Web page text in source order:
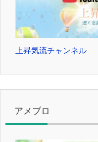
上昇気流チャンネル
アメブロ